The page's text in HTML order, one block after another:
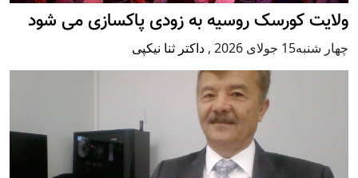
ولایت کورسک روسیه به زودی پاکسازی می شود
چهار شنبه15 جولای 2026 , داکتر ثنا نیکپی